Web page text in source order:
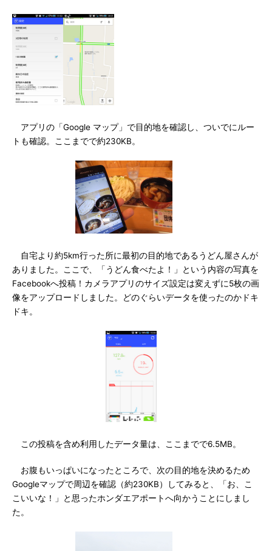
アプリの「Google マップ」で目的地を確認し、ついでにルー
トも確認。ここまでで約230KB。
自宅より約5km行った所に最初の目的地であるうどん屋さんが
ありました。ここで、「うどん食べたよ！」という内容の写真を
Facebookへ投稿！カメラアプリのサイズ設定は変えずに5枚の画
像をアップロードしました。どのぐらいデータを使ったのかドキ
ドキ。
この投稿を含め利用したデータ量は、ここまでで6.5MB。
お腹もいっぱいになったところで、次の目的地を決めるため
Googleマップで周辺を確認（約230KB）してみると、「お、こ
こいいな！」と思ったホンダエアポートへ向かうことにしまし
た。